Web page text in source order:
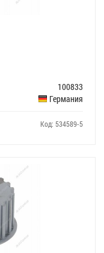
100833
Германия
Код: 534589-5